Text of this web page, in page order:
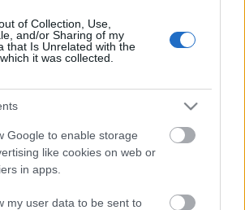
of Collection, Use,
and/or Sharing of my
that Is Unrelated with the
it was collected.
Google to enable storage
like cookies on web or
in apps.
my user data to be sent to
megjósoltam, miféle boríték
elhagyott irataimat tartalmazóé...
örülnöm kéne, de nem: "Jobbkor"
hisz már be van jelentve mind,
az összes... Most kb betehetem